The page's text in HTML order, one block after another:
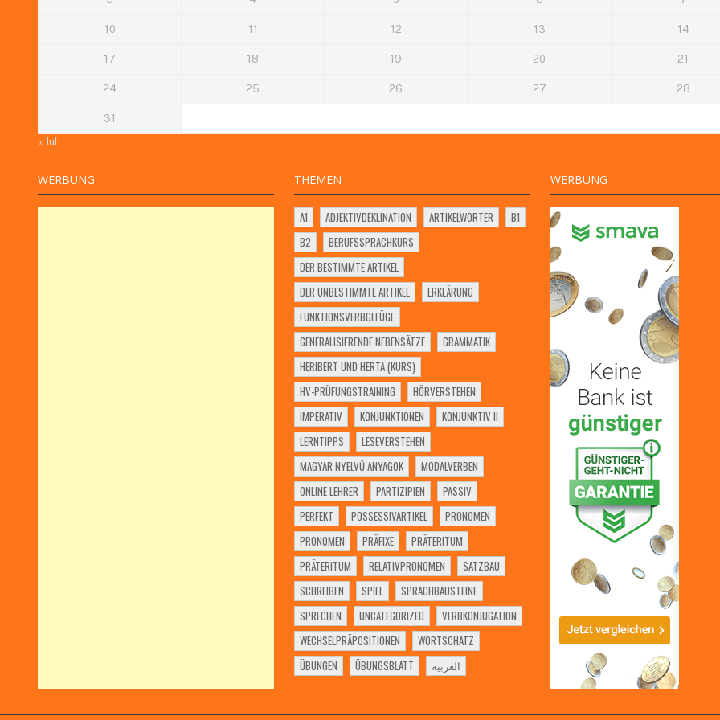
10 11 12 13 14
17 18 19 20 21
24 25 26 27 28
31
« Juli
WERBUNG THEMEN
A1 ADJEKTIVDEKLINATION ARTIKELWÖRTER
B1
B2
BERUFSSPRACHKURS
DER BESTIMMTE ARTIKEL
DER UNBESTIMMTE ARTIKEL
ERKLÄRUNG
FUNKTIONSVERBGEFÜGE
GENERALISIERENDE NEBENSÄTZE
GRAMMATIK
HERIBERT UND HERTA (KURS)
HV-PRÜFUNGSTRAINING
HÖRVERSTEHEN
IMPERATIV
KONJUNKTIONEN
KONJUNKTIV II
LERNTIPPS
LESEVERSTEHEN
MAGYAR NYELVŰ ANYAGOK
MODALVERBEN
ONLINE LEHRER
PARTIZIPIEN
PASSIV
PERFEKT
POSSESSIVARTIKEL
PRONOMEN
PRONOMEN
PRÄFIXE
PRÄTERITUM
PRÄTERITUM
RELATIVPRONOMEN
SATZBAU
SCHREIBEN
SPIEL
SPRACHBAUSTEINE
SPRECHEN
UNCATEGORIZED
VERBKONJUGATION
WECHSELPRÄPOSITIONEN
WORTSCHATZ
ÜBUNGEN
ÜBUNGSBLATT العربية
WERBUNG